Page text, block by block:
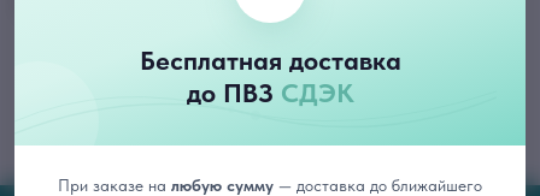
Бесплатная доставка
до ПВЗ СДЭК
При заказе на любую сумму — доставка до ближайшего